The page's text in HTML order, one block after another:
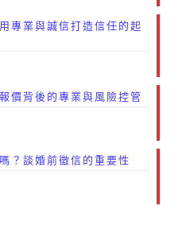
專業與誠信打造信任的起
價背後的專業與風險控管
？談婚前徵信的重要性